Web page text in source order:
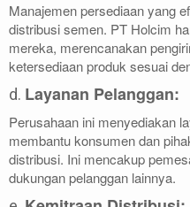
Manajemen persediaan yang
distribusi semen. PT Holcim
mereka, merencanakan
ketersediaan produk sesuai
d. Layanan Pelanggan:
Perusahaan ini menyediakan
membantu konsumen dan
distribusi. Ini mencakup
dukungan pelanggan lainnya.